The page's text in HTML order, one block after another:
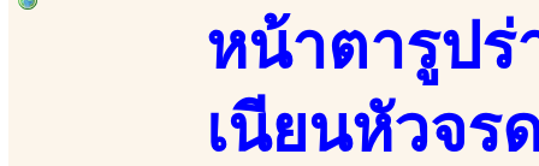
หน้าตารูปร่
เนียนหัวจร